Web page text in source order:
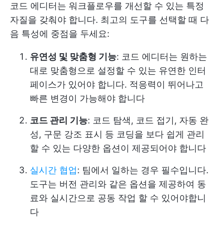
코드 에디터는 워크플로우를 개선할 수 있는 특정
자질을 갖춰야 합니다. 최고의 도구를 선택할 때 다
음 특성에 중점을 두세요:
유연성 및 맞춤형 기능: 코드 에디터는 원하는
대로 맞춤형으로 설정할 수 있는 유연한 인터
페이스가 있어야 합니다. 적응력이 뛰어나고
빠른 변경이 가능해야 합니다
코드 관리 기능: 코드 탐색, 코드 접기, 자동 완
성, 구문 강조 표시 등 코딩을 보다 쉽게 관리
할 수 있는 다양한 옵션이 제공되어야 합니다
실시간 협업: 팀에서 일하는 경우 필수입니다.
도구는 버전 관리와 같은 옵션을 제공하여 동
료와 실시간으로 공동 작업 할 수 있어야합니
다